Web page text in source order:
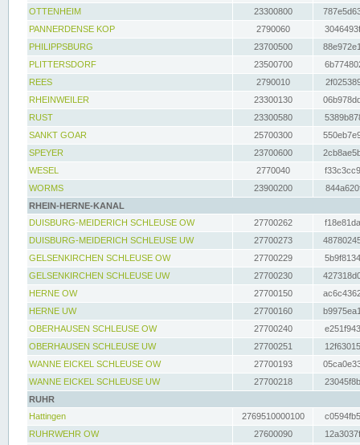
OTTENHEIM
23300800
PANNERDENSE KOP
2790060
PHILIPPSBURG
23700500
PLITTERSDORF
23500700
REES
2790010
RHEINWEILER
23300130
RUST
23300580
SANKT GOAR
25700300
SPEYER
23700600
WESEL
2770040
WORMS
23900200
RHEIN-HERNE-KANAL
DUISBURG-MEIDERICH SCHLEUSE OW
27700262
DUISBURG-MEIDERICH SCHLEUSE UW
27700273
GELSENKIRCHEN SCHLEUSE OW
27700229
GELSENKIRCHEN SCHLEUSE UW
27700230
HERNE OW
27700150
HERNE UW
27700160
OBERHAUSEN SCHLEUSE OW
27700240
OBERHAUSEN SCHLEUSE UW
27700251
WANNE EICKEL SCHLEUSE OW
27700193
WANNE EICKEL SCHLEUSE UW
27700218
RUHR
Hattingen
2769510000100
RUHRWEHR OW
27600090